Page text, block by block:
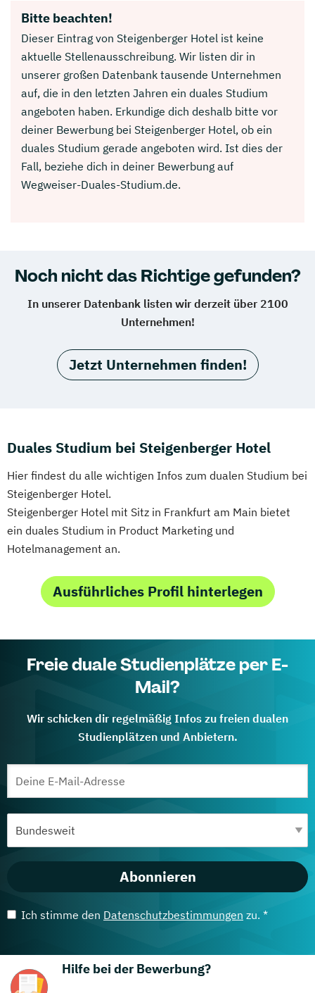
Bitte beachten!
Dieser Eintrag von Steigenberger Hotel ist keine
aktuelle Stellenausschreibung. Wir listen dir in
unserer großen Datenbank tausende Unternehmen
auf, die in den letzten Jahren ein duales Studium
angeboten haben. Erkundige dich deshalb bitte vor
deiner Bewerbung bei Steigenberger Hotel, ob ein
duales Studium gerade angeboten wird. Ist dies der
Fall, beziehe dich in deiner Bewerbung auf
Wegweiser-Duales-Studium.de.
Noch nicht das Richtige gefunden?
In unserer Datenbank listen wir derzeit über 2100
Unternehmen!
Jetzt Unternehmen finden!
Duales Studium bei Steigenberger Hotel
Hier findest du alle wichtigen Infos zum dualen Studium bei
Steigenberger Hotel.
Steigenberger Hotel mit Sitz in Frankfurt am Main bietet
ein duales Studium in Product Marketing und
Hotelmanagement an.
Ausführliches Profil hinterlegen
Freie duale Studienplätze per E-
Mail?
Wir schicken dir regelmäßig Infos zu freien dualen
Studienplätzen und Anbietern.
Abonnieren
Ich stimme den Datenschutzbestimmungen zu. *
Hilfe bei der Bewerbung?